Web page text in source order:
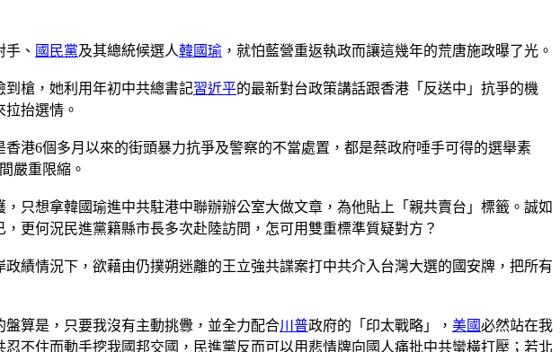
、 國民黨及其總統候選人韓國瑜 ，就怕藍營重返執政而讓這幾年的荒唐施政曝了光。
到槍，她利用年初中共總書記習近平的最新對台政策講話跟香港「反送中」抗爭的機
抬選情。
港6個多月以來的街頭暴力抗爭及警察的不當處置，都是蔡政府唾手可得的選舉素
嚴重限縮。
只想拿韓國瑜進中共駐港中聯辦辦公室大做文章，為他貼上「親共賣台」標籤。誠如
更何況民進黨籍縣市長多次赴陸訪問，怎可用雙重標準質疑對方？
績情況下，欲藉由仍撲朔迷離的王立強共諜案打中共介入台灣大選的國安牌，把所有
算是，只要我沒有主動挑釁，並全力配合川普政府的「印太戰略」， 美國必然站在我
不住而動手挖我國邦交國，民進黨反而可以用悲情牌向國人痛批中共蠻橫打壓；若北